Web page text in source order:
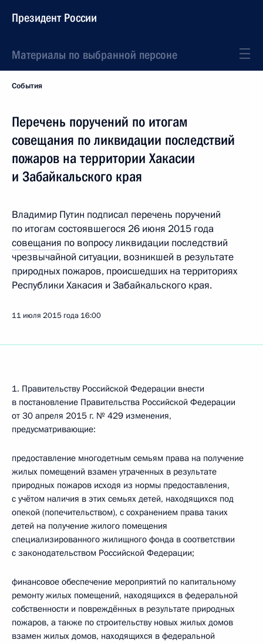
Президент России
Материалы по выбранной персоне
События
Перечень поручений по итогам
совещания по ликвидации последствий
пожаров на территории Хакасии
и Забайкальского края
Владимир Путин подписал перечень поручений
по итогам состоявшегося 26 июня 2015 года
совещания по вопросу ликвидации последствий
чрезвычайной ситуации, возникшей в результате
природных пожаров, происшедших на территориях
Республики Хакасия и Забайкальского края.
11 июля 2015 года 16:00
1. Правительству Российской Федерации внести
в постановление Правительства Российской Федерации
от 30 апреля 2015 г. № 429 изменения,
предусматривающие:
предоставление многодетным семьям права на получение
жилых помещений взамен утраченных в результате
природных пожаров исходя из нормы предоставления,
с учётом наличия в этих семьях детей, находящихся под
опекой (попечительством), с сохранением права таких
детей на получение жилого помещения
специализированного жилищного фонда в соответствии
с законодательством Российской Федерации;
финансовое обеспечение мероприятий по капитальному
ремонту жилых помещений, находящихся в федеральной
собственности и повреждённых в результате природных
пожаров, а также по строительству новых жилых домов
взамен жилых домов, находящихся в федеральной